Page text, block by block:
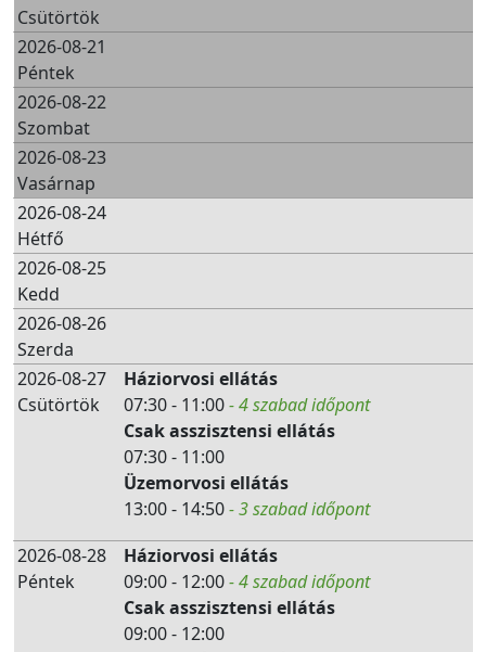
Csütörtök
2026-08-21
Péntek
2026-08-22
Szombat
2026-08-23
Vasárnap
2026-08-24
Hétfő
2026-08-25
Kedd
2026-08-26
Szerda
2026-08-27
Csütörtök
Háziorvosi ellátás
07:30 - 11:00- 4 szabad időpont
Csak asszisztensi ellátás
07:30 - 11:00
Üzemorvosi ellátás
13:00 - 14:50- 3 szabad időpont
2026-08-28
Péntek
Háziorvosi ellátás
09:00 - 12:00- 4 szabad időpont
Csak asszisztensi ellátás
09:00 - 12:00